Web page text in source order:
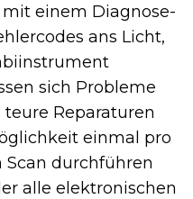
einem Diagnose-
ans Licht,
sich Probleme
Reparaturen
einmal pro
durchführen
alle elektronischen